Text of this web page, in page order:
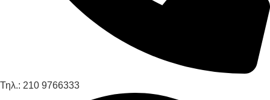
Τηλ.: 210 9766333